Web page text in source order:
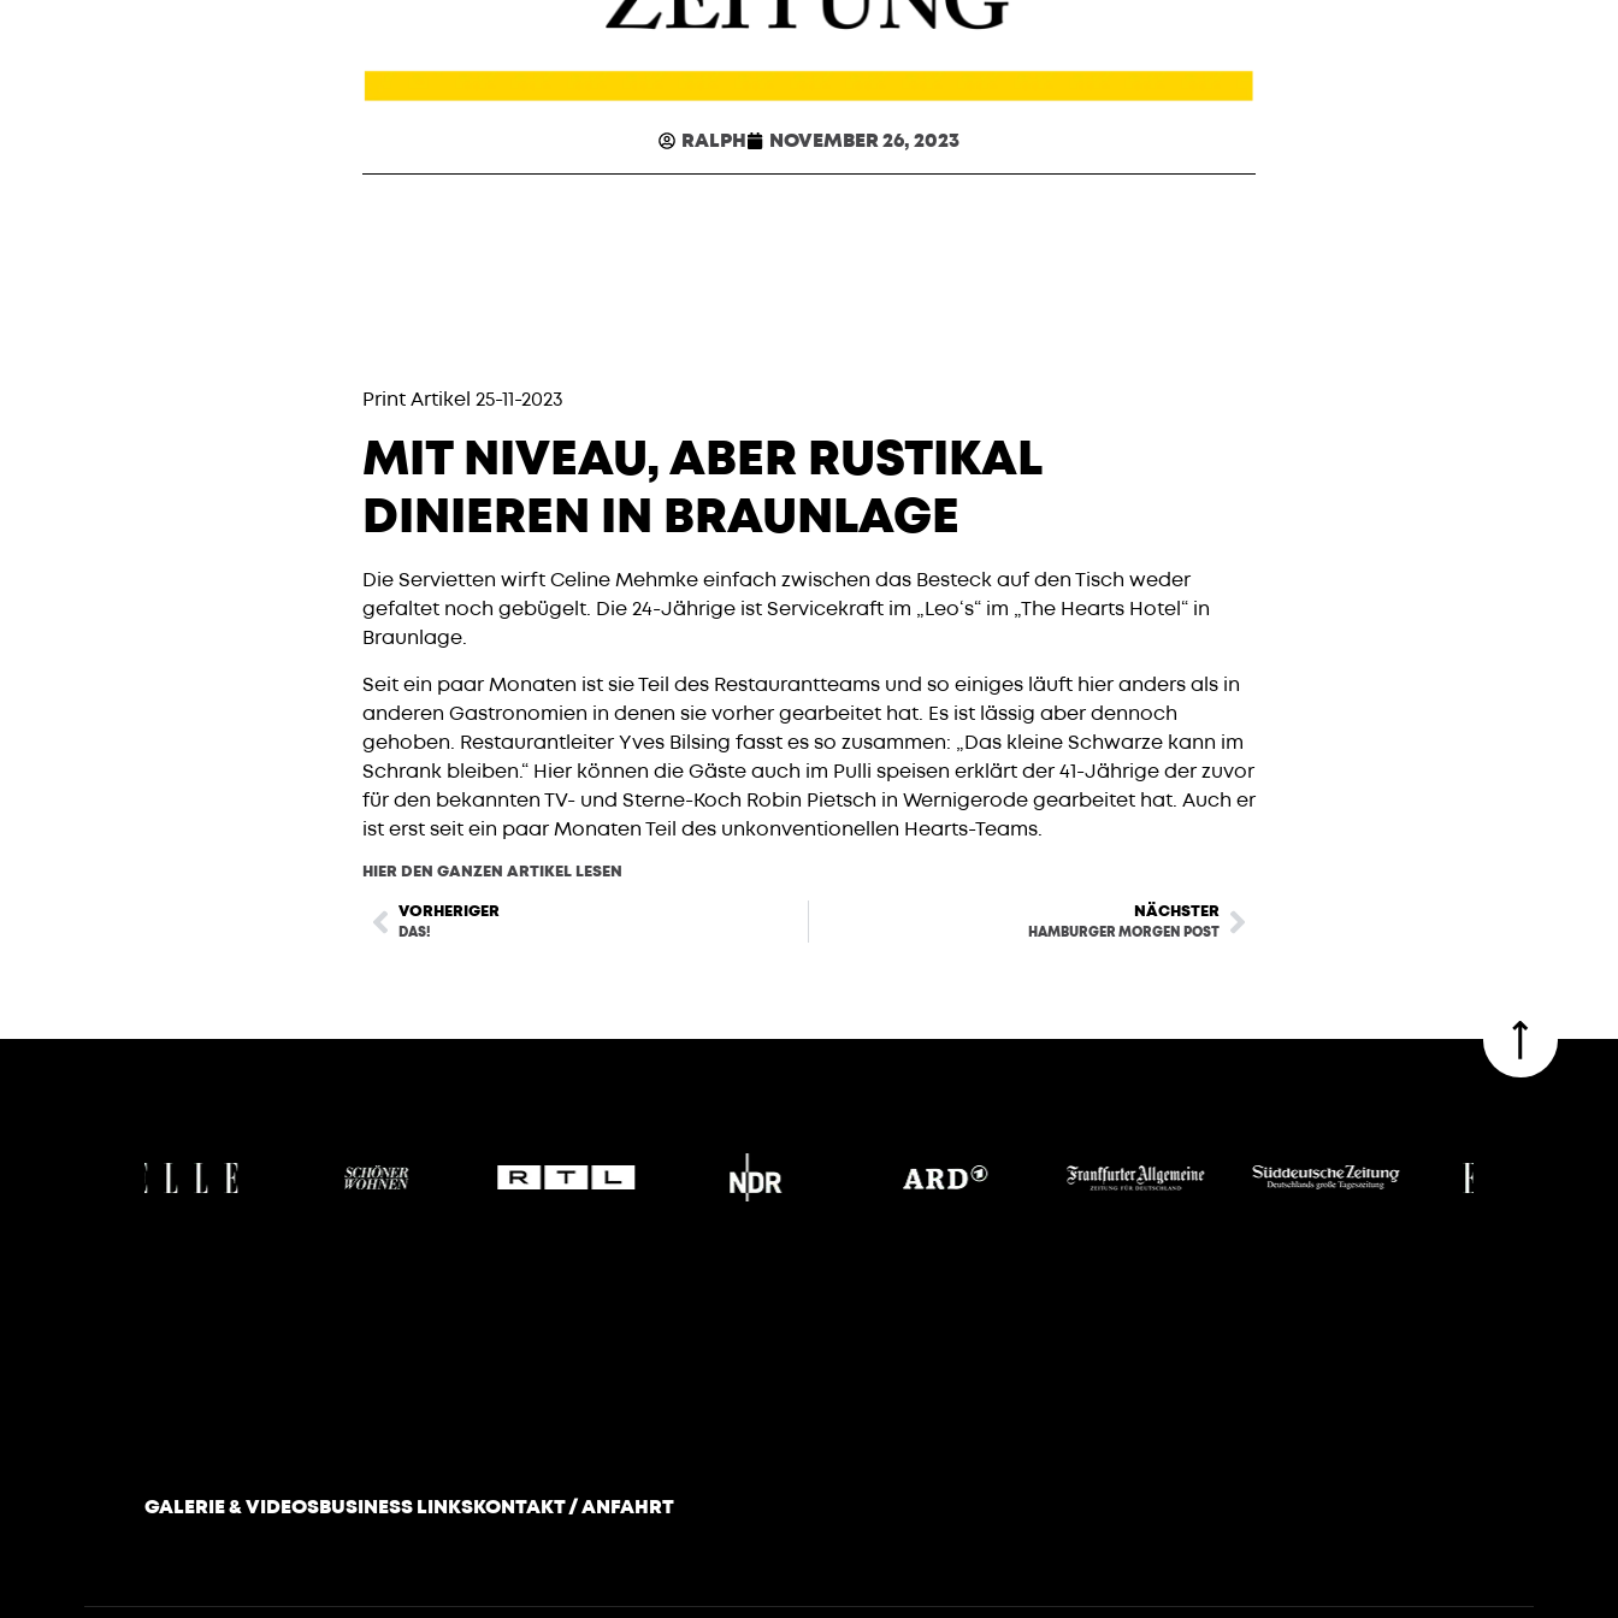
RALPH NOVEMBER 26, 2023
Print Artikel 25-11-2023
MIT NIVEAU, ABER RUSTIKAL
DINIEREN IN BRAUNLAGE
Die Servietten wirft Celine Mehmke einfach zwischen das Besteck auf den Tisch weder
gefaltet noch gebügelt. Die 24-Jährige ist Servicekraft im „Leo‘s“ im „The Hearts Hotel“ in
Braunlage.
Seit ein paar Monaten ist sie Teil des Restaurantteams und so einiges läuft hier anders als in
anderen Gastronomien in denen sie vorher gearbeitet hat. Es ist lässig aber dennoch
gehoben. Restaurantleiter Yves Bilsing fasst es so zusammen: „Das kleine Schwarze kann im
Schrank bleiben.“ Hier können die Gäste auch im Pulli speisen erklärt der 41-Jährige der zuvor
für den bekannten TV- und Sterne-Koch Robin Pietsch in Wernigerode gearbeitet hat. Auch er
ist erst seit ein paar Monaten Teil des unkonventionellen Hearts-Teams.
HIER DEN GANZEN ARTIKEL LESEN
VORHERIGER
DAS!
NÄCHSTER
HAMBURGER MORGEN POST
GALERIE & VIDEOSBUSINESS LINKSKONTAKT / ANFAHRT